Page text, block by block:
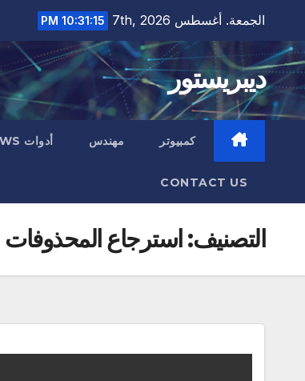
content
الجمعة. أغسطس 7th, 2026 10:31:16 PM
ديبريستور
كمبيوتر مهندس أدوات WINDOWS
CONTACT US
التصنيف: استرجاع المحذوفات